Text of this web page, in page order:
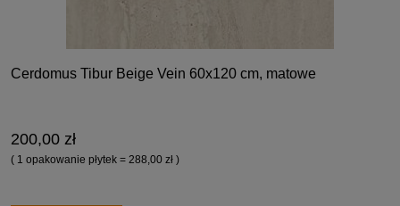
Cerdomus Tibur Beige Vein 60x120 cm, matowe
200,00 zł
( 1 opakowanie płytek = 288,00 zł )